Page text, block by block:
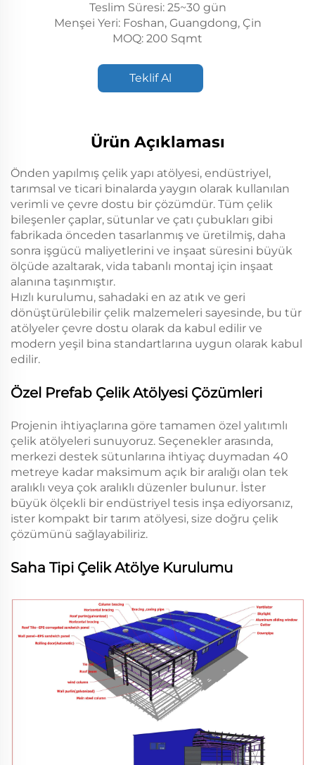
Teslim Süresi: 25~30 gün
Menşei Yeri: Foshan, Guangdong, Çin
MOQ: 200 Sqmt
Teklif Al
Ürün Açıklaması
Önden yapılmış çelik yapı atölyesi, endüstriyel,
tarımsal ve ticari binalarda yaygın olarak kullanılan
verimli ve çevre dostu bir çözümdür. Tüm çelik
bileşenler çaplar, sütunlar ve çatı çubukları gibi
fabrikada önceden tasarlanmış ve üretilmiş, daha
sonra işgücü maliyetlerini ve inşaat süresini büyük
ölçüde azaltarak, vida tabanlı montaj için inşaat
alanına taşınmıştır.
Hızlı kurulumu, sahadaki en az atık ve geri
dönüştürülebilir çelik malzemeleri sayesinde, bu tür
atölyeler çevre dostu olarak da kabul edilir ve
modern yeşil bina standartlarına uygun olarak kabul
edilir.
Özel Prefab Çelik Atölyesi Çözümleri
Projenin ihtiyaçlarına göre tamamen özel yalıtımlı
çelik atölyeleri sunuyoruz. Seçenekler arasında,
merkezi destek sütunlarına ihtiyaç duymadan 40
metreye kadar maksimum açık bir aralığı olan tek
aralıklı veya çok aralıklı düzenler bulunur. İster
büyük ölçekli bir endüstriyel tesis inşa ediyorsanız,
ister kompakt bir tarım atölyesi, size doğru çelik
çözümünü sağlayabiliriz.
Saha Tipi Çelik Atölye Kurulumu